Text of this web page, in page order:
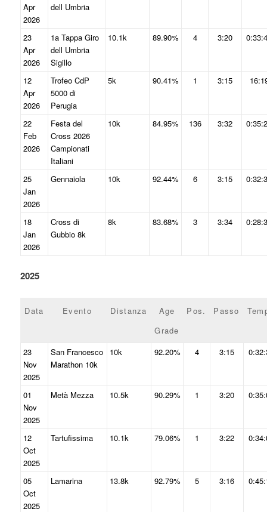
Apr
2026
dell Umbria
23
Apr
2026
1a Tappa Giro
dell Umbria
Sigillo
10.1k 89.90% 4 3:20
12
Apr
2026
Trofeo CdP
5000 di
Perugia
5k 90.41% 1 3:15
22
Feb
2026
Festa del
Cross 2026
Campionati
Italiani
10k 84.95% 136 3:32
25
Jan
2026
Gennaiola 10k 92.44% 6 3:15
18
Jan
2026
Cross di
Gubbio 8k
8k 83.68% 3 3:34
2025
Data Evento Distanza
Age
Grade
Pos. Passo
23
Nov
2025
San Francesco
Marathon 10k
10k 92.20% 4 3:15
01
Nov
2025
Metà Mezza 10.5k 90.29% 1 3:20
12
Oct
2025
Tartufissima 10.1k 79.06% 1 3:22
05
Oct
2025
Lamarina 13.8k 92.79% 5 3:16